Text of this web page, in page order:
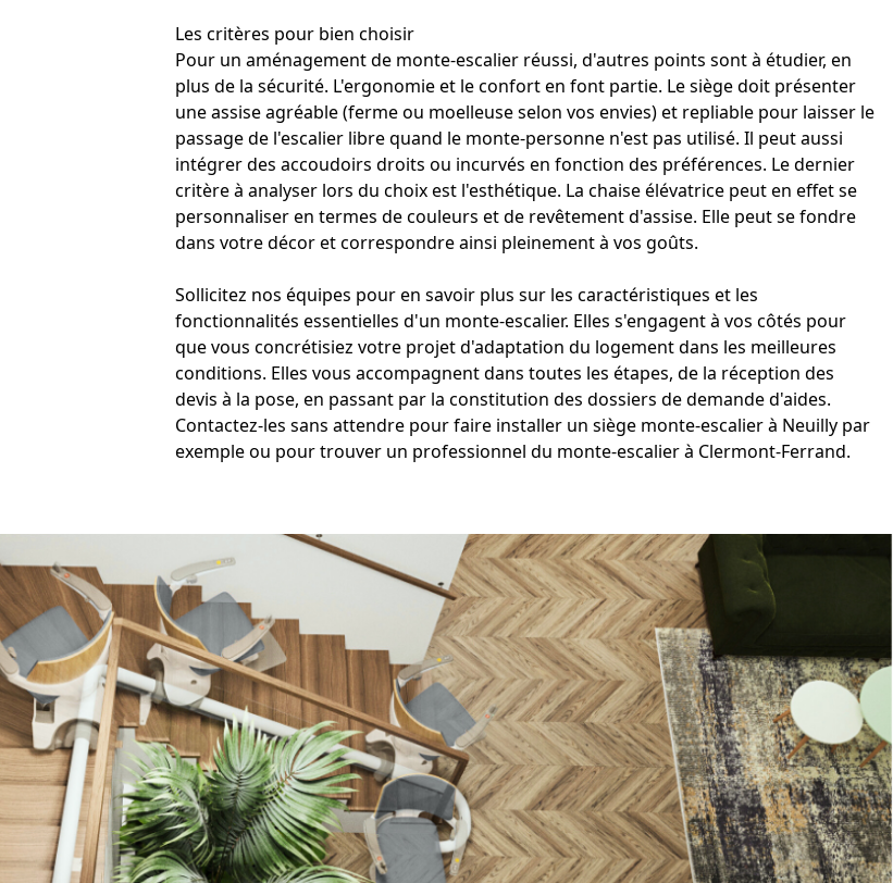
Les critères pour bien choisir
Pour un aménagement de monte-escalier réussi, d'autres points sont à étudier, en
plus de la sécurité. L'ergonomie et le confort en font partie. Le siège doit présenter
une assise agréable (ferme ou moelleuse selon vos envies) et repliable pour laisser le
passage de l'escalier libre quand le monte-personne n'est pas utilisé. Il peut aussi
intégrer des accoudoirs droits ou incurvés en fonction des préférences. Le dernier
critère à analyser lors du choix est l'esthétique. La chaise élévatrice peut en effet se
personnaliser en termes de couleurs et de revêtement d'assise. Elle peut se fondre
dans votre décor et correspondre ainsi pleinement à vos goûts.
Sollicitez nos équipes pour en savoir plus sur les caractéristiques et les
fonctionnalités essentielles d'un monte-escalier. Elles s'engagent à vos côtés pour
que vous concrétisiez votre projet d'adaptation du logement dans les meilleures
conditions. Elles vous accompagnent dans toutes les étapes, de la réception des
devis à la pose, en passant par la constitution des dossiers de demande d'aides.
Contactez-les sans attendre pour faire installer un siège monte-escalier à Neuilly par
exemple ou pour trouver un professionnel du monte-escalier à Clermont-Ferrand.